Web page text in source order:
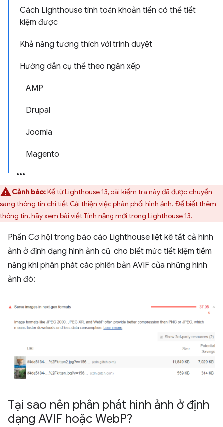
Cách Lighthouse tính toán khoản tiền có thể tiết
kiệm được
Khả năng tương thích với trình duyệt
Hướng dẫn cụ thể theo ngăn xếp
AMP
Drupal
Joomla
Magento
Cảnh báo:Kể từ Lighthouse 13, bài kiểm tra này đã được chuyển
sang thông tin chi tiếtCải thiện việc phân phối hình ảnh. Để biết thêm
thông tin, hãy xem bài viếtTính năng mới trong Lighthouse 13.
Phần Cơ hội trong báo cáo Lighthouse liệt kê tất cả hình
ảnh ở định dạng hình ảnh cũ, cho biết mức tiết kiệm tiềm
năng khi phân phát các phiên bản AVIF của những hình
ảnh đó:
Tại sao nên phân phát hình ảnh ở định
dạng AVIF hoặc WebP?